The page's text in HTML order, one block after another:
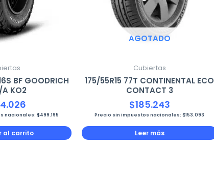
BF GOODRICH
KO2
nacionales:$499.195
al carrito
AGOTADO
Cubiertas
175/55R15 77T CONTINENTAL ECO
CONTACT 3
$185.243
Precio sin impuestos nacionales: $153.093
Leer más